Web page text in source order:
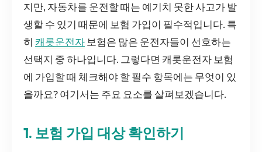
지만, 자동차를 운전할 때는 예기치 못한 사고가 발
생할 수 있기 때문에 보험 가입이 필수적입니다. 특
히 캐롯운전자 보험은 많은 운전자들이 선호하는
선택지 중 하나입니다. 그렇다면 캐롯운전자 보험
에 가입할 때 체크해야 할 필수 항목에는 무엇이 있
을까요? 여기서는 주요 요소를 살펴보겠습니다.
1. 보험 가입 대상 확인하기